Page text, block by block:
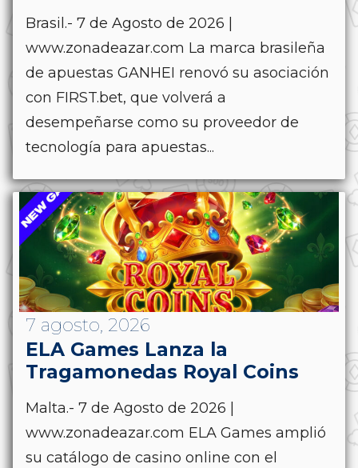
Brasil.- 7 de Agosto de 2026 |
www.zonadeazar.com La marca brasileña
de apuestas GANHEI renovó su asociación
con FIRST.bet, que volverá a
desempeñarse como su proveedor de
tecnología para apuestas...
7 agosto, 2026
ELA Games Lanza la
Tragamonedas Royal Coins
Malta.- 7 de Agosto de 2026 |
www.zonadeazar.com ELA Games amplió
su catálogo de casino online con el